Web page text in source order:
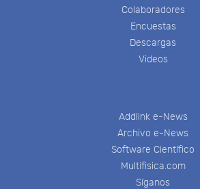
Colaboradores
Encuestas
Descargas
Videos
Addlink e-News
Archivo e-News
Software Científico
Multifisica.com
Síganos